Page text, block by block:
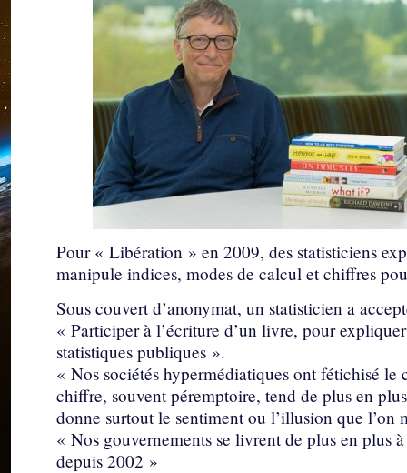
Pour « Libération » en 2009, des statisticiens
manipule indices, modes de calcul et chiffres
Sous couvert d’anonymat, un statisticien a
« Participer à l’écriture d’un livre, pour
statistiques publiques ».
« Nos sociétés hypermédiatiques ont fétichisé
chiffre, souvent péremptoire, tend de plus en
donne surtout le sentiment ou l’illusion que l’on
« Nos gouvernements se livrent de plus en plus
depuis 2002 »